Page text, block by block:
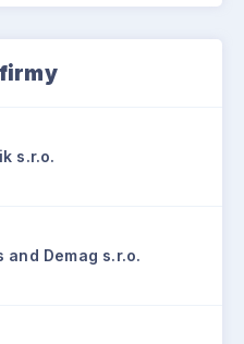
s.r.o.
and Demag s.r.o.